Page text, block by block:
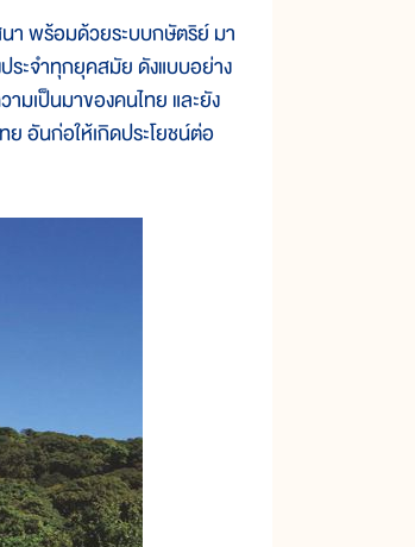
า พร้อมด้วยระบบกษัตริย์ มา
ระจำทุกยุคสมัย ดังแบบอย่าง
มเป็นมาของคนไทย และยัง
ย อันก่อให้เกิดประโยชน์ต่อ